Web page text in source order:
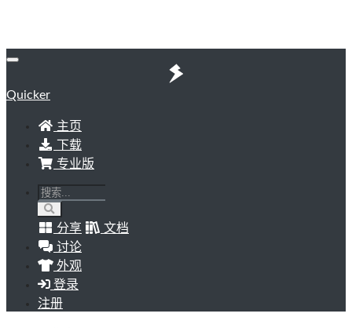
Quicker
主页
下载
专业版
分享
文档
讨论
外观
登录
注册